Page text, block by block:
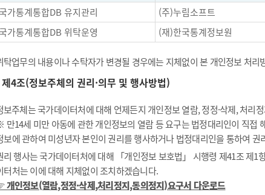
가통계통합DB 유지관리
(주)누림소프트
가통계통합DB 위탁운영
(재)한국통계정보원
업무의 내용이나 수탁자가 변경될 경우에는 지체없이 본 개인정보 처리
제4조(정보주체의 권리·의무 및 행사방법)
주체는 국가데이터처에 대해 언제든지 개인정보 열람, 정정·삭제, 처리
만14세 미만 아동에 관한 개인정보의 열람 등 요구는 법정대리인이 직접
보에 관하여 미성년자 본인이 권리를 행사하거나 법정대리인을 통하여 권
행사는 국가데이터처에 대해 「개인정보 보호법」 시행령 제41조 제1
터처는 이에 대해 지체없이 조치하겠습니다.
개인정보(열람,정정·삭제,처리정지,동의정지)요구서 다운로드